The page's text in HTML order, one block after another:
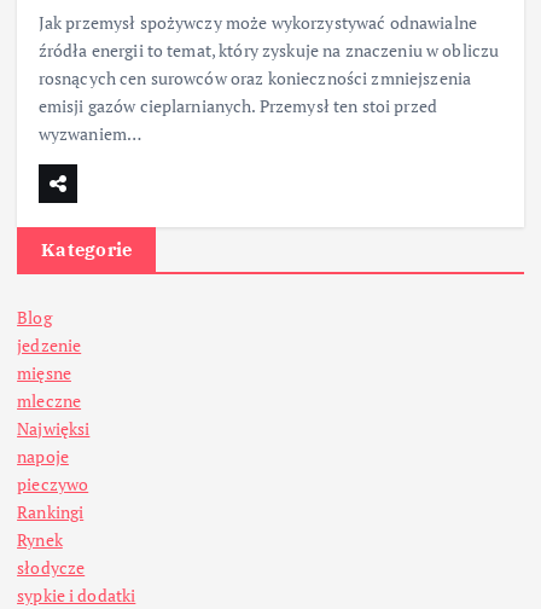
Jak przemysł spożywczy może wykorzystywać odnawialne
źródła energii to temat, który zyskuje na znaczeniu w obliczu
rosnących cen surowców oraz konieczności zmniejszenia
emisji gazów cieplarnianych. Przemysł ten stoi przed
wyzwaniem…
Kategorie
Blog
jedzenie
mięsne
mleczne
Najwięksi
napoje
pieczywo
Rankingi
Rynek
słodycze
sypkie i dodatki